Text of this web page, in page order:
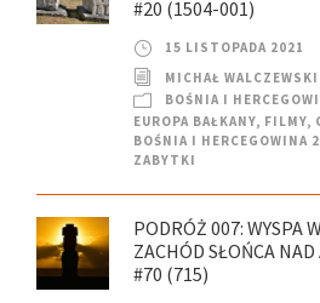
#20 (1504-001)
15 LISTOPADA 2021
MICHAŁ WALCZEWSKI
BOŚNIA I
EUROPA BAŁKANY, FILMY,
BOŚNIA I HERCEGOWINA
ZABYTKI
PODRÓŻ 007: WYSPA
ZACHÓD SŁOŃCA
#70 (715)